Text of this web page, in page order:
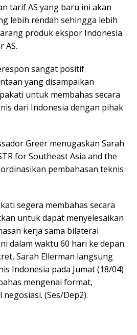
tarif AS yang baru ini akan
lebih rendah sehingga lebih
produk ekspor Indonesia
AS.
sangat positif
yang disampaikan
untuk membahas secara
dari Indonesia dengan pihak
Greer menugaskan Sarah
for Southeast Asia and the
pembahasan teknis
segera membahas secara
untuk dapat menyelesaikan
kerja sama bilateral
dalam waktu 60 hari ke depan.
Sarah Ellerman langsung
Indonesia pada Jumat (18/04)
mengenai format,
(Ses/Dep2).